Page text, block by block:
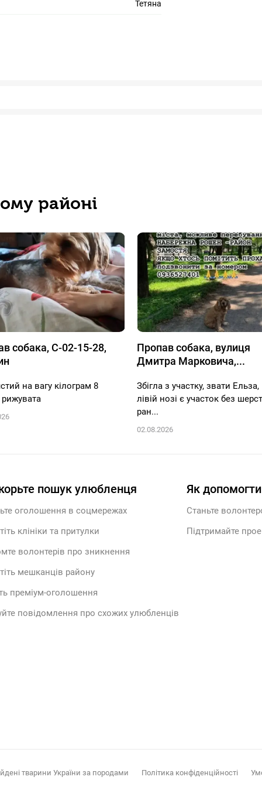
Тетяна
районі
собака, С-02-15-28,
на вагу кілограм 8
Пропав собака, вулиця
Дмитра Марковича,...
Збігла з участку, звати Ельза,
лівій нозі є участок без
ран...
02.08.2026
пошук улюбленця
оголошення в соцмережах
клініки та притулки
волонтерів про зникнення
мешканців району
преміум-оголошення
повідомлення про схожих улюбленців
Як допомогти
Станьте
Підтримайте
тварини України за породами Політика конфіденційності